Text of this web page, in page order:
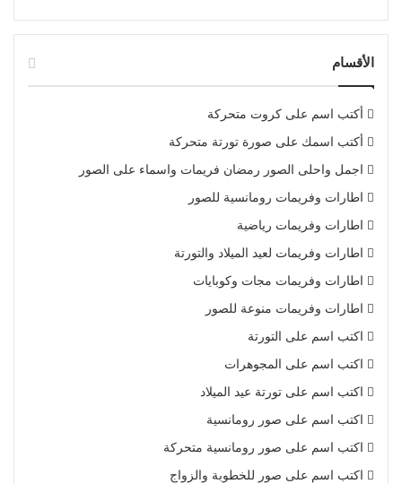
الأقسام
أكتب اسم على كروت متحركة
أكتب اسمك على صورة تورتة متحركة
اجمل واحلى الصور رمضان فريمات واسماء على الصور
اطارات وفريمات رومانسية للصور
اطارات وفريمات رياضية
اطارات وفريمات لعيد الميلاد والتورتة
اطارات وفريمات مجات وكوبايات
اطارات وفريمات منوعة للصور
اكتب اسم على التورتة
اكتب اسم على المجوهرات
اكتب اسم على تورتة عيد الميلاد
اكتب اسم على صور رومانسية
اكتب اسم على صور رومانسية متحركة
اكتب اسم على صور للخطوبة والزواج